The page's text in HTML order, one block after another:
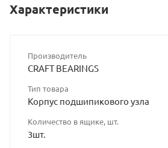
Характеристики
Производитель
CRAFT BEARINGS
Тип товара
Корпус подшипикового узла
Количество в ящике, шт.
3шт.